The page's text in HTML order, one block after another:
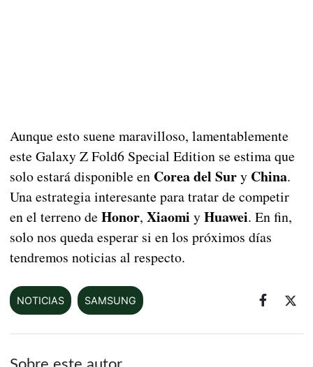
Aunque esto suene maravilloso, lamentablemente
este Galaxy Z Fold6 Special Edition se estima que
solo estará disponible en Corea del Sury China.
Una estrategia interesante para tratar de competir
en el terreno de Honor, Xiaomi yHuawei. En fin,
solo nos queda esperar si en los próximos días
tendremos noticias al respecto.
NOTICIAS SAMSUNG